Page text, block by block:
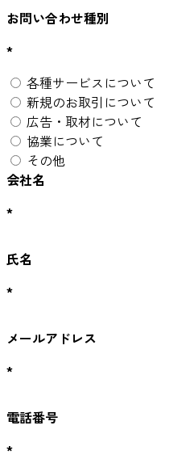
お問い合わせ種別
*
各種サービスについて
新規のお取引について
広告・取材について
協業について
その他
会社名
*
氏名
*
メールアドレス
*
電話番号
*